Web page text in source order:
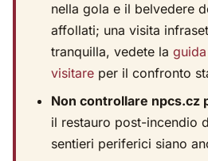
nella gola e il belvedere
affollati; una visita
tranquilla, vedete la
visitare per il confronto
Non controllare npcs.cz
il restauro post-incendio
sentieri periferici siano